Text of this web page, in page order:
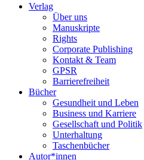
Verlag
Über uns
Manuskripte
Rights
Corporate Publishing
Kontakt & Team
GPSR
Barrierefreiheit
Bücher
Gesundheit und Leben
Business und Karriere
Gesellschaft und Politik
Unterhaltung
Taschenbücher
Autor*innen